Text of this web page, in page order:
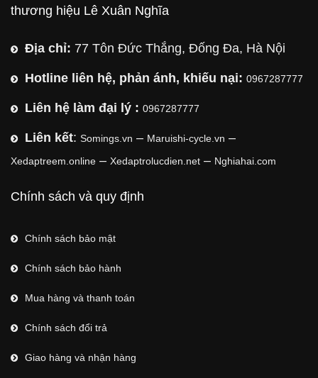
thương hiệu Lê Xuân Nghĩa
Địa chỉ: 77 Tôn Đức Thắng, Đống Đa, Hà Nội
Hotline liên hệ, phản ánh, khiếu nại: 0967287777
Liên hệ làm đại lý : 0967287777
Liên kết: Somings.vn – Maruishi-cycle.vn –
Xedaptreem.online – Xedaptrolucdien.net – Nghiahai.com
Chính sách và quy định
Chính sách bảo mật
Chính sách bảo hành
Mua hàng và thanh toán
Chính sách đổi trả
Giao hàng và nhận hàng